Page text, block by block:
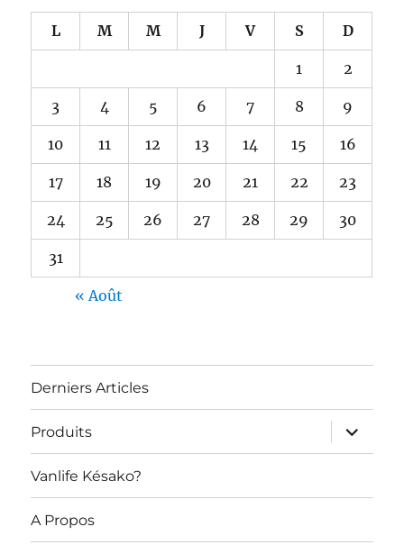
L M M J V S D
1 2
3 4 5 6 7 8 9
10 11 12 13 14 15 16
17 18 19 20 21 22 23
24 25 26 27 28 29 30
31
« Août
Derniers Articles
Produits
ouvrir
le
sous-
Vanlife Késako?
A Propos